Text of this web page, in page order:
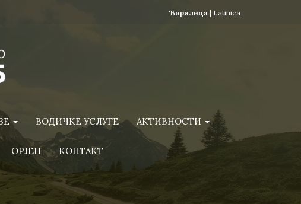
Ћирилица | Latinica
ВОДИЧКЕ УСЛУГЕ АКТИВНОСТИ
ОРЈЕН КОНТАКТ